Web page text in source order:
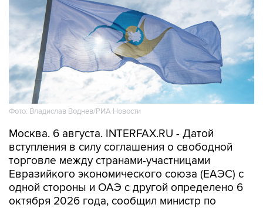
Фото: Владислав Воднев/РИА Новости
Москва. 6 августа. INTERFAX.RU - Датой
вступления в силу соглашения о свободной
торговле между странами-участницами
Евразийкого экономического союза (ЕАЭС) с
одной стороны и ОАЭ с другой определено 6
октября 2026 года, сообщил министр по